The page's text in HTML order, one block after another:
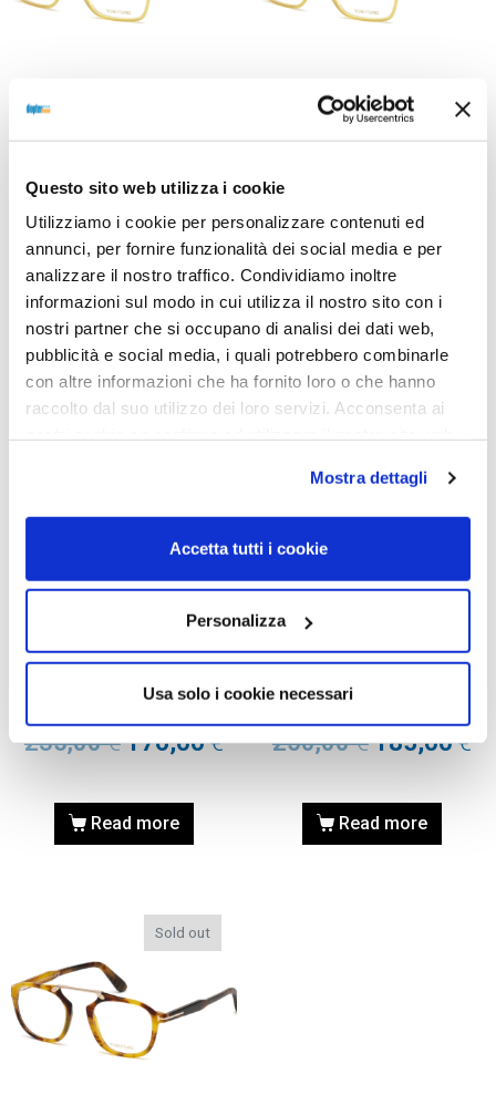
Questo sito web utilizza i cookie
Utilizziamo i cookie per personalizzare contenuti ed
annunci, per fornire funzionalità dei social media e per
analizzare il nostro traffico. Condividiamo inoltre
informazioni sul modo in cui utilizza il nostro sito con i
nostri partner che si occupano di analisi dei dati web,
pubblicità e social media, i quali potrebbero combinarle
con altre informazioni che ha fornito loro o che hanno
raccolto dal suo utilizzo dei loro servizi. Acconsenta ai
Mostra dettagli
Accetta tutti i cookie
Personalizza
Usa solo i cookie necessari
OCCHIALI DA VISTA
OCCHIALE DA VISTA TOM
avana colorata
235,00€ 176,00 €
Read more
OCCHIALI DA VISTA
OCCHIALE DA VISTA TOM
235,00€ 176,00
Read more
Sold out
OCCHIALI DA VISTA
OCCHIALE DA VISTA TOM
FORD FT5478-B 53 055 –
avana colorata
235,00€ 176,00€
Read more
Sold out
OCCHIALI DA VISTA
OCCHIALE DA VISTA TOM
FORD FT5494 47 055 –
avana colorata
250,00€ 185,00€
Read more
Sold out